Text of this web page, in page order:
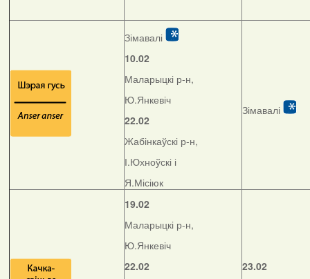
Зімавалі
10.02
Маларыцкі р-н,
Ю.Янкевіч
22.02
Жабінкаўскі р-н,
І.Юхноўскі і
Я.Місіюк
Зімавалі
19.02
Маларыцкі р-н,
Ю.Янкевіч
22.02
23.02